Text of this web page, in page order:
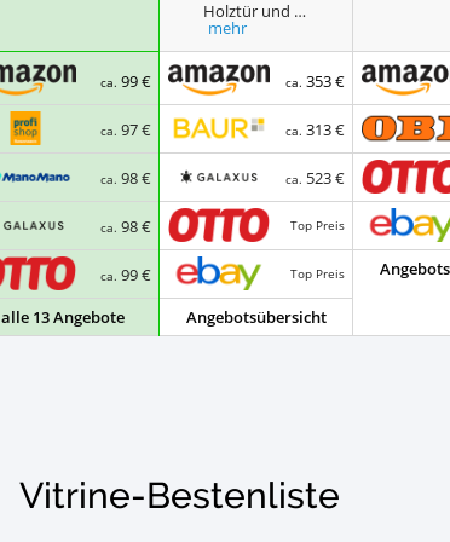
Holztür und …
mehr
ca.99 €
ca.97 €
ca.98 €
ca.98 €
ca.99 €
alle 13 Angebote
ca.353 €
ca.313 €
ca. 523 €
Top Preis
Top Preis
Angebotsübersicht
Vitrine-Bestenliste